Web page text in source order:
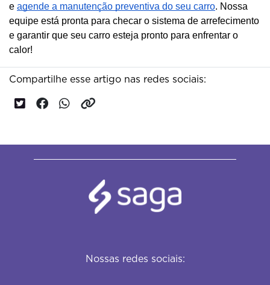
e agende a manutenção preventiva do seu carro. Nossa
equipe está pronta para checar o sistema de arrefecimento
e garantir que seu carro esteja pronto para enfrentar o
calor!
Compartilhe esse artigo nas redes sociais:
Nossas redes sociais: